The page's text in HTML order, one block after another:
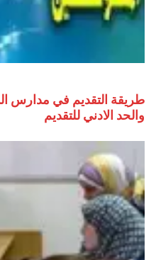
والحد الادني للتقديم